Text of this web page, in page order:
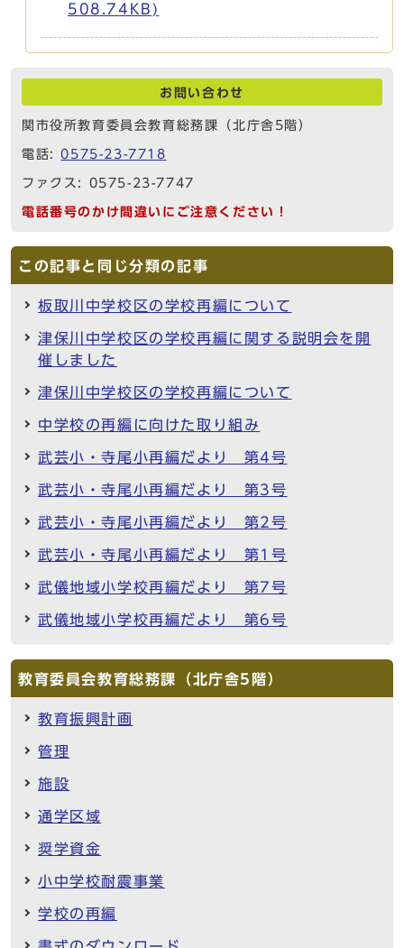
508.74KB)
お問い合わせ
関市役所教育委員会教育総務課（北庁舎5階）
電話:0575-23-7718
ファクス: 0575-23-7747
電話番号のかけ間違いにご注意ください！
この記事と同じ分類の記事
板取川中学校区の学校再編について
津保川中学校区の学校再編に関する説明会を開
催しました
津保川中学校区の学校再編について
中学校の再編に向けた取り組み
武芸小・寺尾小再編だより 第4号
武芸小・寺尾小再編だより 第3号
武芸小・寺尾小再編だより 第2号
武芸小・寺尾小再編だより 第1号
武儀地域小学校再編だより 第7号
武儀地域小学校再編だより 第6号
教育委員会教育総務課（北庁舎5階）
教育振興計画
管理
施設
通学区域
奨学資金
小中学校耐震事業
学校の再編